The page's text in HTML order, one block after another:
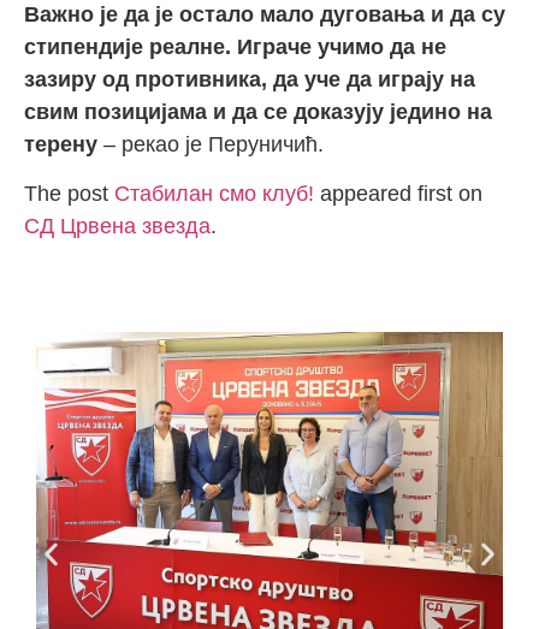
Важно је да је остало мало дуговања и да су
стипендије реалне. Играче учимо да не
зазиру од противника, да уче да играју на
свим позицијама и да се доказују једино на
терену – рекао је Перуничић.
The post Стабилан смо клуб! appeared first on
СД Црвена звезда.